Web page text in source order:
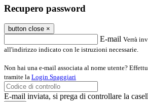
Recupero password
button close ×
E-mail Verrà
all'indirizzo indicato con le istruzioni necessarie.
Non hai una e-mail associata al nome utente?
tramite la Login Spaggiari
E-mail inviata, si prega di controllare la